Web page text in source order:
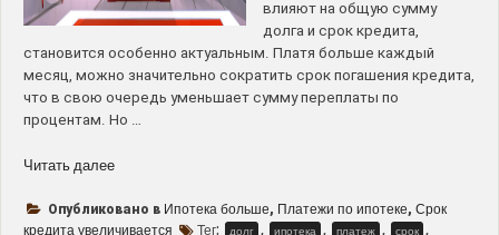
влияют на общую сумму
долга и срок кредита,
становится особенно актуальным. Платя больше каждый
месяц, можно значительно сократить срок погашения кредита,
что в свою очередь уменьшает сумму переплаты по
процентам. Но …
Читать далее“Платим
по
ипотеке
Опубликовано в Ипотека больше, Платежи по ипотеке, Срок
кредита увеличивается
Тег: долг , ипотека , платеж , срок ,